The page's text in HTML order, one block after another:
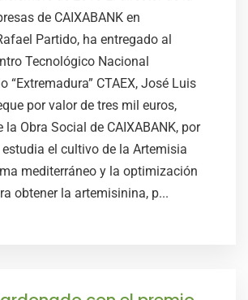
de CAIXABANK en
Partido, ha entregado al
Tecnológico Nacional
“Extremadura” CTAEX, José Luis
por valor de tres mil euros,
la Obra Social de CAIXABANK, por
el cultivo de la Artemisia
mediterráneo y la optimización
obtener la artemisinina, p...